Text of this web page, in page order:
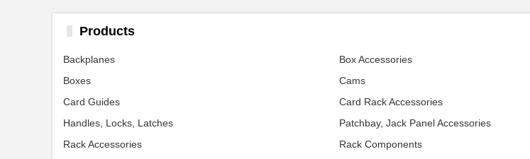
Products
Backplanes Box Accessories
Boxes
Cams
Card Guides
Card Rack Accessories
Handles, Locks, Latches
Patchbay, Jack Panel Accessories
Rack Accessories
Rack Components